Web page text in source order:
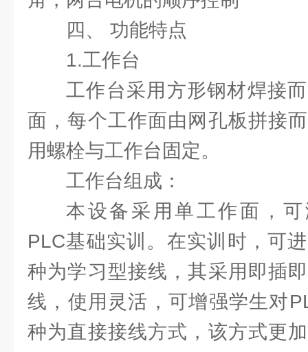
四、 功能特点
1.工作台
工作台采用方形钢材焊接
面，每个工作面由网孔板拼接
用螺栓与工作台固定。
工作台组成：
本设备采用单工作面，
PLC基础实训。在实训时，可
种为学习型接线，其采用即插
线，使用灵活，可增强学生对
种为直接接线方式，该方式更